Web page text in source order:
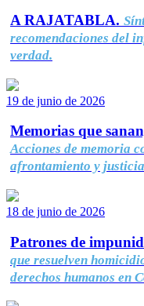
A RAJATABLA.
recomendaciones del
verdad.
19 de junio de 2026
Memorias que
Acciones de memoria
afrontamiento y justicia
18 de junio de 2026
Patrones de
que resuelven
derechos humanos en